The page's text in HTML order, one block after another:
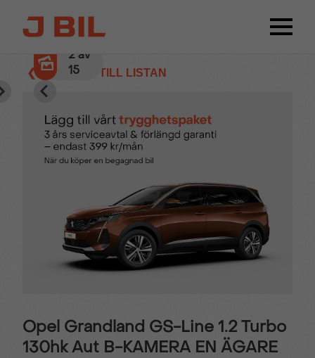
❮ TILLBAKA TILL LISTAN
2av
15
Opel Grandland GS-Line 1.2 Turbo
130hk Aut B-KAMERA EN ÄGARE